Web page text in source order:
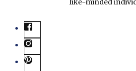
like-minded